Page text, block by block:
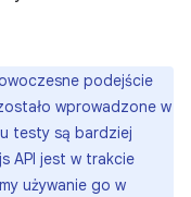
podejście
wprowadzone w
testy są bardziej
API jest w trakcie
używanie go w